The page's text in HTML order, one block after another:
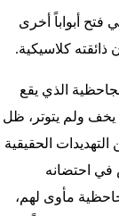
فتح أبواباً أخرى
ذائقته كلاسيكية.
الذي يقع
يخف ولم يتوتر، ظل
التهديدات الحقيقية
في احتضانه
مأوى لهم،